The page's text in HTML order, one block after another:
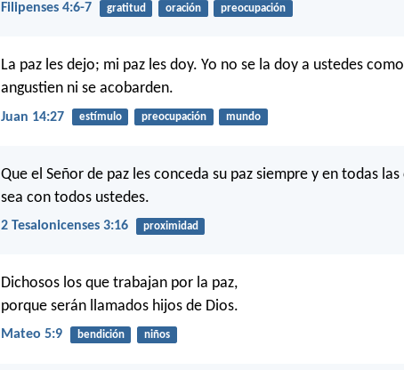
Filipenses 4:6-7 gratitud oración preocupación
La paz les dejo; mi paz les doy. Yo no se la doy a ustedes
angustien ni se acobarden.
Juan 14:27 estímulo preocupación mundo
Que el Señor de paz les conceda su paz siempre y en todas
sea con todos ustedes.
2 Tesalonicenses 3:16 proximidad
Dichosos los que trabajan por la paz,
porque serán llamados hijos de Dios.
Mateo 5:9 bendición niños